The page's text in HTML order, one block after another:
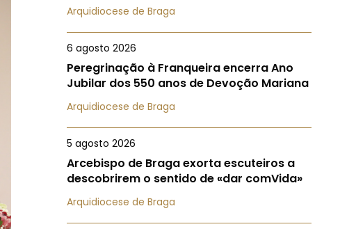
Arquidiocese de Braga
6 agosto 2026
Peregrinação à Franqueira encerra Ano
Jubilar dos 550 anos de Devoção Mariana
Arquidiocese de Braga
5 agosto 2026
Arcebispo de Braga exorta escuteiros a
descobrirem o sentido de «dar comVida»
Arquidiocese de Braga